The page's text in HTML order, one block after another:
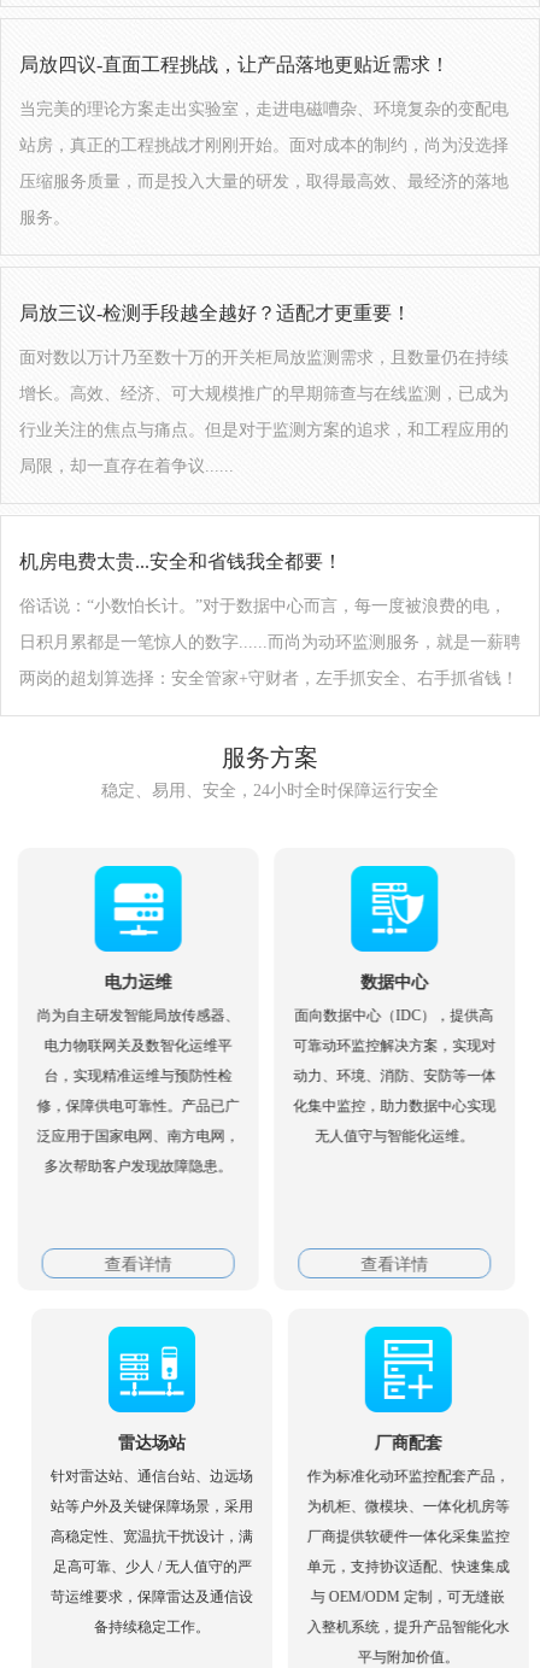
局放四议-直面工程挑战，让产品落地更贴近需求！
当完美的理论方案走出实验室，走进电磁嘈杂、环境复杂的变配电
站房，真正的工程挑战才刚刚开始。面对成本的制约，尚为没选择
压缩服务质量，而是投入大量的研发，取得最高效、最经济的落地
服务。
局放三议-检测手段越全越好？适配才更重要！
面对数以万计乃至数十万的开关柜局放监测需求，且数量仍在持续
增长。高效、经济、可大规模推广的早期筛查与在线监测，已成为
行业关注的焦点与痛点。但是对于监测方案的追求，和工程应用的
局限，却一直存在着争议......
机房电费太贵...安全和省钱我全都要！
俗话说：“小数怕长计。”对于数据中心而言，每一度被浪费的电，
日积月累都是一笔惊人的数字......而尚为动环监测服务，就是一薪聘
两岗的超划算选择：安全管家+守财者，左手抓安全、右手抓省钱！
服务方案
稳定、易用、安全，24小时全时保障运行安全
电力运维
尚为自主研发智能局放传感器、
电力物联网关及数智化运维平
台，实现精准运维与预防性检
修，保障供电可靠性。产品已广
泛应用于国家电网、南方电网，
多次帮助客户发现故障隐患。
查看详情
数据中心
面向数据中心（IDC），提供高
可靠动环监控解决方案，实现对
动力、环境、消防、安防等一体
化集中监控，助力数据中心实现
无人值守与智能化运维。
查看详情
雷达场站
针对雷达站、通信台站、边远场
站等户外及关键保障场景，采用
高稳定性、宽温抗干扰设计，满
足高可靠、少人 / 无人值守的严
苛运维要求，保障雷达及通信设
备持续稳定工作。
厂商配套
作为标准化动环监控配套产品，
为机柜、微模块、一体化机房等
厂商提供软硬件一体化采集监控
单元，支持协议适配、快速集成
与 OEM/ODM 定制，可无缝嵌
入整机系统，提升产品智能化水
平与附加价值。